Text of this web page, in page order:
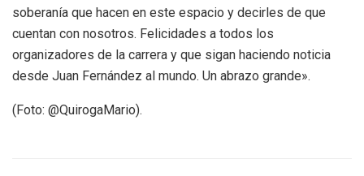
soberanía que hacen en este espacio y decirles de que
cuentan con nosotros. Felicidades a todos los
organizadores de la carrera y que sigan haciendo noticia
desde Juan Fernández al mundo. Un abrazo grande».
(Foto: @QuirogaMario).